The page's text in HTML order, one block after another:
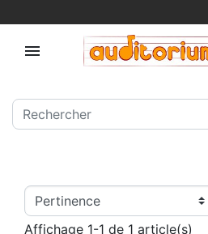

Affichage 1-1 de 1 article(s)